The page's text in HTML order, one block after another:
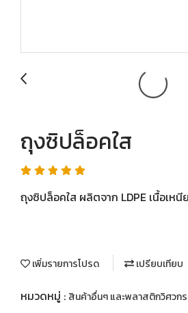
ถุงซิปล็อคใส
ถุงซิปล็อคใส ผลิตจาก LDPE เนื้อเหนี
เพิ่มรายการโปรด เปรียบเทียบ
หมวดหมู่ : สินค้าอื่นๆ และพลาสติกวิศวก